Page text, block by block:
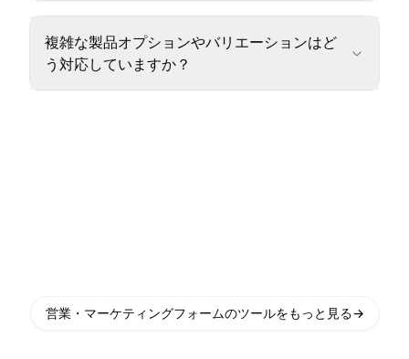
複雑な製品オプションやバリエーションはど
う対応していますか？
営業・マーケティングフォームのツールをもっと見る→